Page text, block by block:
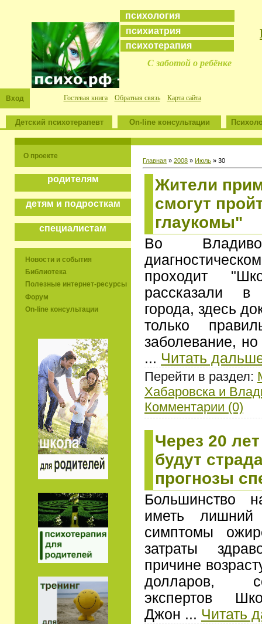
психология
психиатрия
психотерапия
С заботой о ребёнке
Вход Гостевая книга Обратная связь Карта сайта
Детский психотерапевт On-line консультации
О проекте
родителям
детям и подросткам
специалистам
Новости и события
Библиотека
Полезные интернет-ресурсы
Форум
On-line консультации
Главная » 2008 » Июль » 30
Жители
смогут
глаукомы"
Во
проходит
рассказали в
города, здесь
только
заболевание,
... Читать
Перейти в раздел:
Хабаровска и
Комментарии (0)
Через 20
будут
прогнозы
Большинство
иметь
симптомы
затраты
причине
долларов,
экспертов
Джон ... Читать